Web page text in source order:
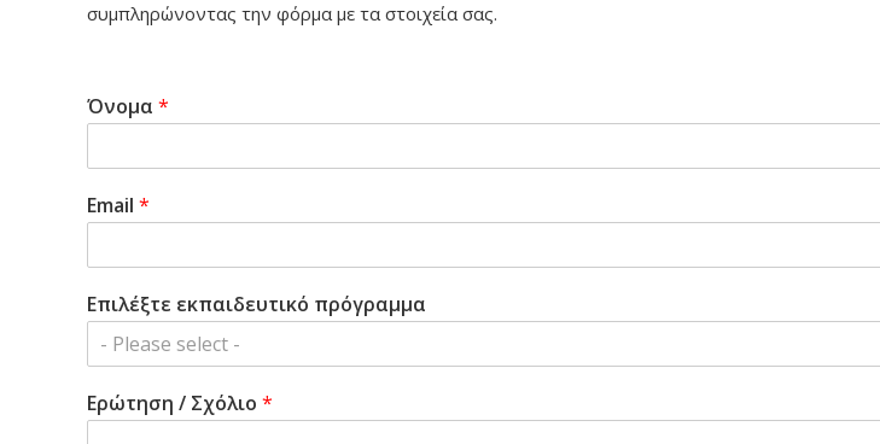
συμπληρώνοντας την φόρμα με τα στοιχεία σας.
Όνομα *
Email *
Επιλέξτε εκπαιδευτικό πρόγραμμα
- Please select -
Ερώτηση / Σχόλιο *